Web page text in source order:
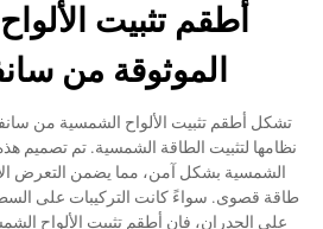
تثبيت الألواح
الموثوقة من
تثبيت الألواح الشمسية من سانفورسون
الطاقة الشمسية. تم تصميم هذه الأطقم
بشكل آمن، مما يضمن التعرض الأمثل لأشعة
سواءً كانت التركيبات على السطوح، أو على
فإن أطقم تثبيت الألواح الشمسية من